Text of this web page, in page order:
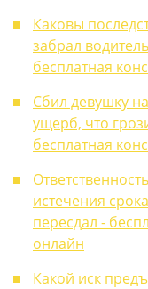
Каковы
забрал
бесплатная
Сбил девушку
ущерб, что
бесплатная
истечения
пересдал -
онлайн
Какой иск